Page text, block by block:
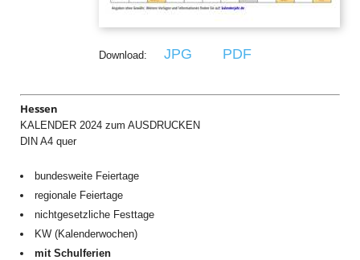
Download: JPG PDF
Hessen
KALENDER 2024 zum AUSDRUCKEN
DIN A4 quer
bundesweite Feiertage
regionale Feiertage
nichtgesetzliche Festtage
KW (Kalenderwochen)
mit Schulferien